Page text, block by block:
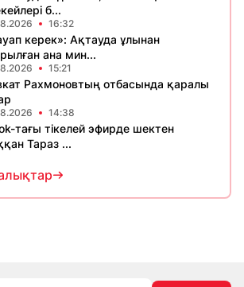
б...
16:32
керек»: Ақтауда ұлынан
ана мин...
15:21
Рахмоновтың отбасында қаралы
14:38
тағы тікелей эфирде шектен
Тараз ...